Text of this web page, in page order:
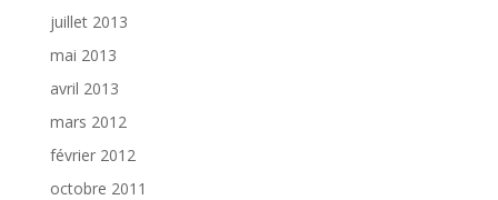
juillet 2013
mai 2013
avril 2013
mars 2012
février 2012
octobre 2011